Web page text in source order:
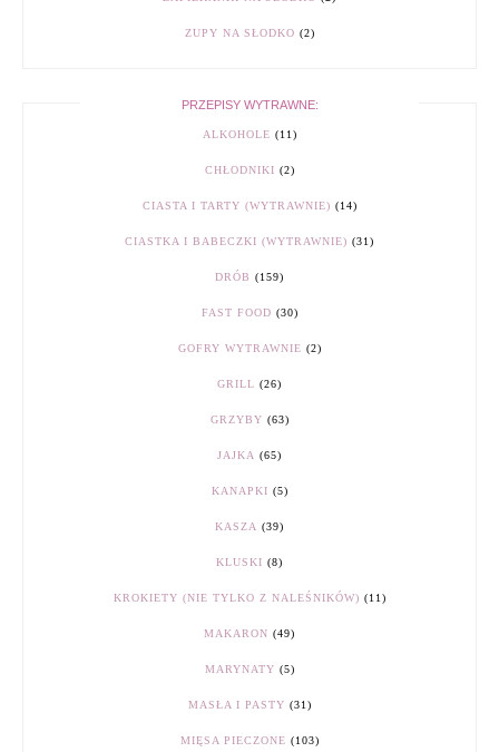
ZUPY NA SŁODKO (2)
PRZEPISY WYTRAWNE:
ALKOHOLE (11)
CHŁODNIKI (2)
CIASTA I TARTY (WYTRAWNIE) (14)
CIASTKA I BABECZKI (WYTRAWNIE) (31)
DRÓB (159)
FAST FOOD (30)
GOFRY WYTRAWNIE (2)
GRILL (26)
GRZYBY (63)
JAJKA (65)
KANAPKI (5)
KASZA (39)
KLUSKI (8)
KROKIETY (NIE TYLKO Z NALEŚNIKÓW) (11)
MAKARON (49)
MARYNATY (5)
MASŁA I PASTY (31)
MIĘSA PIECZONE (103)